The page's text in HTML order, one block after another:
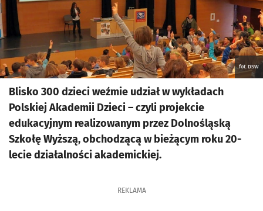
fot. DSW
Blisko 300 dzieci weźmie udział w wykładach
Polskiej Akademii Dzieci – czyli projekcie
edukacyjnym realizowanym przez Dolnośląską
Szkołę Wyższą, obchodzącą w bieżącym roku 20-
lecie działalności akademickiej.
REKLAMA